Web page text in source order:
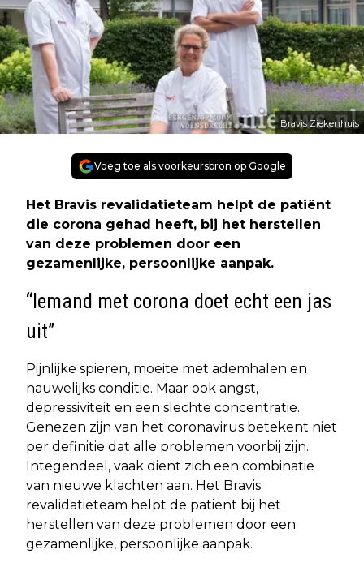
Bravis Ziekenhuis
Voeg toe als voorkeursbron op Google
Het Bravis revalidatieteam helpt de patiënt
die corona gehad heeft, bij het herstellen
van deze problemen door een
gezamenlijke, persoonlijke aanpak.
“Iemand met corona doet echt een jas
uit”
Pijnlijke spieren, moeite met ademhalen en
nauwelijks conditie. Maar ook angst,
depressiviteit en een slechte concentratie.
Genezen zijn van het coronavirus betekent niet
per definitie dat alle problemen voorbij zijn.
Integendeel, vaak dient zich een combinatie
van nieuwe klachten aan. Het Bravis
revalidatieteam helpt de patiënt bij het
herstellen van deze problemen door een
gezamenlijke, persoonlijke aanpak.